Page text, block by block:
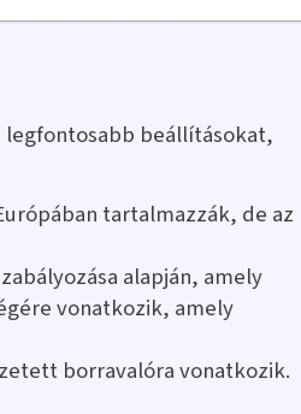
legfontosabb beállításokat,
tartalmazzák, de az
alapján, amely
vonatkozik, amely
borravalóra vonatkozik.